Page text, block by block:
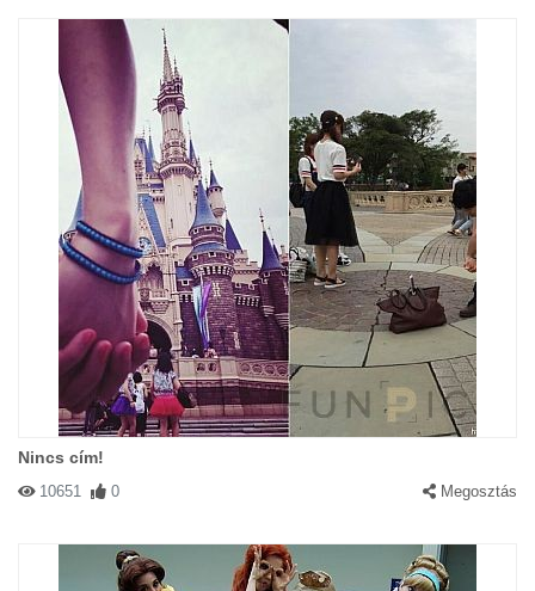
Nincs cím!
10651 0 Megosztás